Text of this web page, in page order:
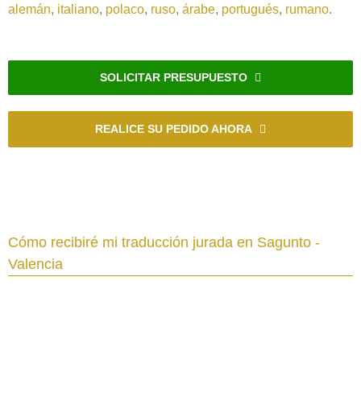
alemán, italiano, polaco, ruso, árabe, portugués, rumano.
SOLICITAR PRESUPUESTO
REALICE SU PEDIDO AHORA
Cómo recibiré mi traducción jurada en Sagunto -
Valencia